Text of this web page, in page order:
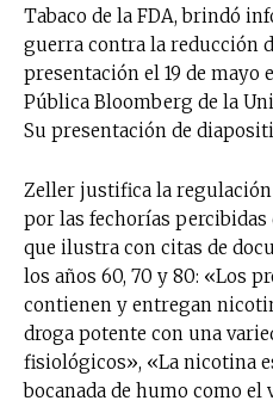
Tabaco de la FDA, brindó
guerra contra la reducción
presentación el 19 de mayo
Pública Bloomberg de la
Su presentación de
Zeller justifica la
por las fechorías percibidas
que ilustra con citas de
los años 60, 70 y 80: «Los
contienen y entregan
droga potente con una
fisiológicos», «La nicotina
bocanada de humo como el